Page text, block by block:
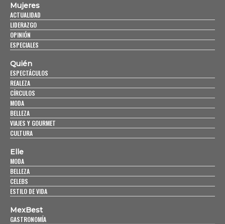
Mujeres
ACTUALIDAD
LIDERAZGO
OPINIÓN
ESPECIALES
Quién
ESPECTÁCULOS
REALEZA
CÍRCULOS
MODA
BELLEZA
VIAJES Y GOURMET
CULTURA
Elle
MODA
BELLEZA
CELEBS
ESTILO DE VIDA
MexBest
GASTRONOMÍA